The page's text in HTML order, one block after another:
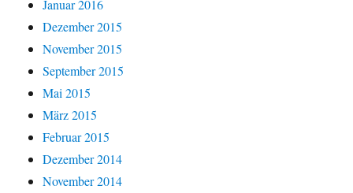
Januar 2016
Dezember 2015
November 2015
September 2015
Mai 2015
März 2015
Februar 2015
Dezember 2014
November 2014